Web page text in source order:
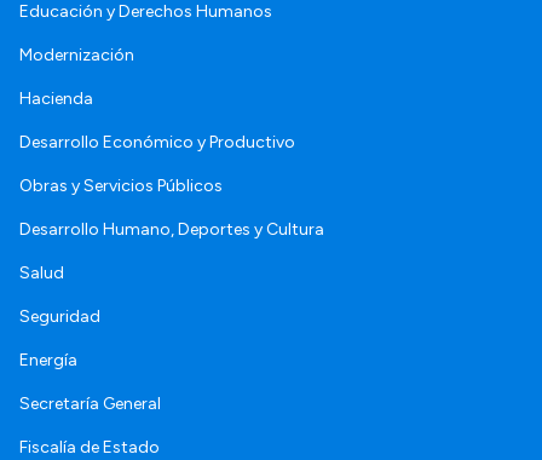
Educación y Derechos Humanos
Modernización
Hacienda
Desarrollo Económico y Productivo
Obras y Servicios Públicos
Desarrollo Humano, Deportes y Cultura
Salud
Seguridad
Energía
Secretaría General
Fiscalía de Estado